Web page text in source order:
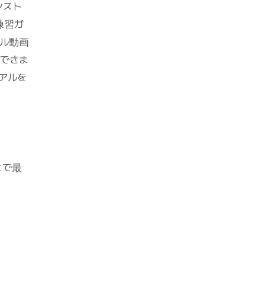
ト
習ガ
動画
きま
ルを
最